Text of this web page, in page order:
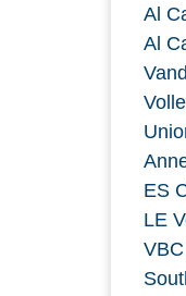
Al
Al
ES
LE